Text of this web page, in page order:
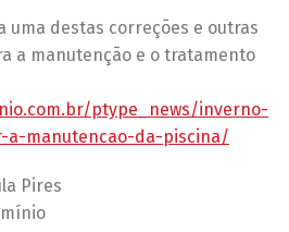
uma destas correções e outras
a manutenção e o tratamento
ptype_news/inverno-
a-manutencao-da-piscina/
Pires